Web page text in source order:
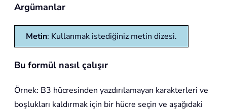
Argümanlar
Metin: Kullanmak istediğiniz metin dizesi.
Bu formül nasıl çalışır
Örnek: B3 hücresinden yazdırılamayan karakterleri ve
boşlukları kaldırmak için bir hücre seçin ve aşağıdaki